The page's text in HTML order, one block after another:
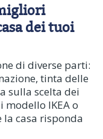
dei tuoi
di diverse parti:
tinta delle
sulla scelta dei
IKEA o
la casa risponda